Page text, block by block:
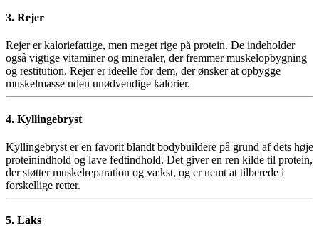
3. Rejer
Rejer er kaloriefattige, men meget rige på protein. De indeholder
også vigtige vitaminer og mineraler, der fremmer muskelopbygning
og restitution. Rejer er ideelle for dem, der ønsker at opbygge
muskelmasse uden unødvendige kalorier.
4. Kyllingebryst
Kyllingebryst er en favorit blandt bodybuildere på grund af dets høje
proteinindhold og lave fedtindhold. Det giver en ren kilde til protein,
der støtter muskelreparation og vækst, og er nemt at tilberede i
forskellige retter.
5. Laks